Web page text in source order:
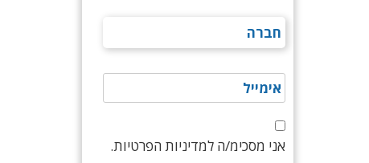
אני מסכימ/ה למדיניות הפרטיות.